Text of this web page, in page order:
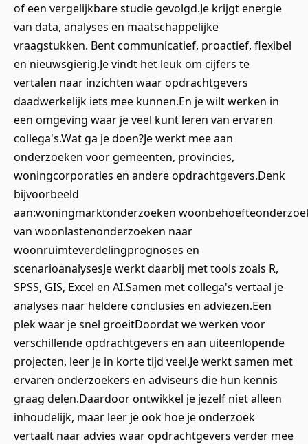
of een vergelijkbare studie gevolgd.Je krijgt energie
van data, analyses en maatschappelijke
vraagstukken. Bent communicatief, proactief, flexibel
en nieuwsgierig.Je vindt het leuk om cijfers te
vertalen naar inzichten waar opdrachtgevers
daadwerkelijk iets mee kunnen.En je wilt werken in
een omgeving waar je veel kunt leren van ervaren
collega's.Wat ga je doen?Je werkt mee aan
onderzoeken voor gemeenten, provincies,
woningcorporaties en andere opdrachtgevers.Denk
bijvoorbeeld
aan:woningmarktonderzoeken
van woonlastenonderzoeken naar
woonruimteverdelingprognoses en
scenarioanalysesJe werkt daarbij met tools zoals R,
SPSS, GIS, Excel en AI.Samen met collega's vertaal je
analyses naar heldere conclusies en adviezen.Een
plek waar je snel groeitDoordat we werken voor
verschillende opdrachtgevers en aan uiteenlopende
projecten, leer je in korte tijd veel.Je werkt samen met
ervaren onderzoekers en adviseurs die hun kennis
graag delen.Daardoor ontwikkel je jezelf niet alleen
inhoudelijk, maar leer je ook hoe je onderzoek
vertaalt naar advies waar opdrachtgevers verder mee